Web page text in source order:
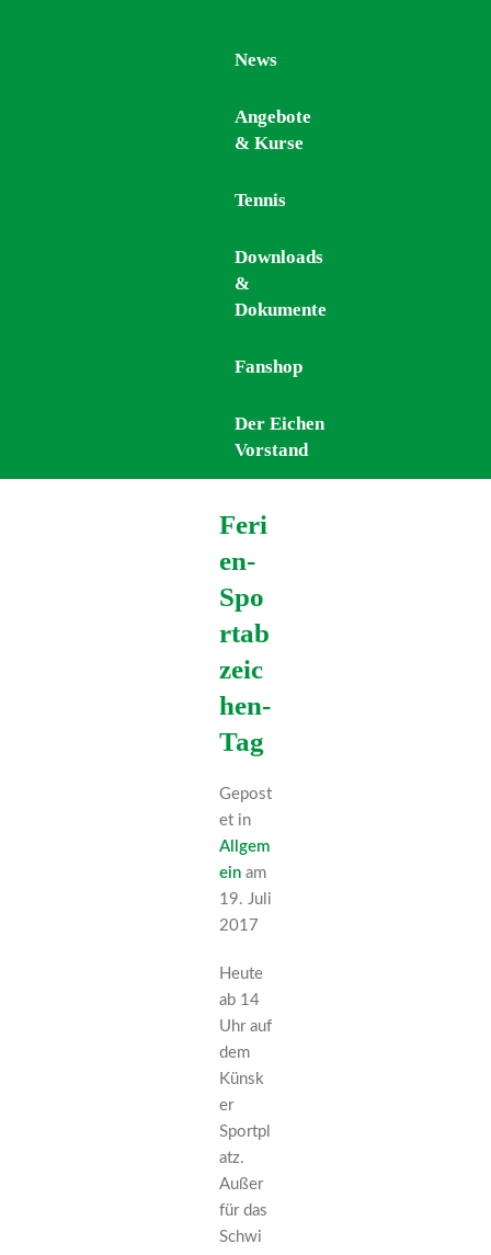
News
Angebote
& Kurse
Tennis
Downloads
&
Dokumente
Fanshop
Der Eichen
Vorstand
News
Angebote
& Kurse
Tennis
Downloads
&
Dokumente
Fanshop
Der Eichen
Vorstand
Feri
en-
Spo
rtab
zeic
hen-
Tag
Gepost
et in
Allgem
ein am
19. Juli
2017
­Heute
ab 14
Uhr auf
dem
Künsk
er
Sportpl
atz.
Außer
für das
Schwi